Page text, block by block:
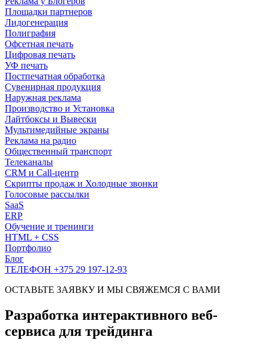
Площадки партнеров
Лидогенерация
Полиграфия
Офсетная печать
Цифровая печать
УФ печать
Постпечатная обработка
Сувенирная продукция
Наружная реклама
Производство и Установка
Лайтбоксы и Вывески
Мультимедийные экраны
Реклама на радио
Общественный транспорт
Телеканалы
CRM и Call-центр
Скрипты продаж и Холодные звонки
Голосовые рассылки
SaaS
ERP
Обучение и тренинги
HTML + CSS
Портфолио
Блог
ТЕЛЕФОН +375 29 197-12-93
ОСТАВЬТЕ ЗАЯВКУ И МЫ СВЯЖЕМСЯ С ВАМИ
Разработка интерактивного веб-
сервиса для трейдинга